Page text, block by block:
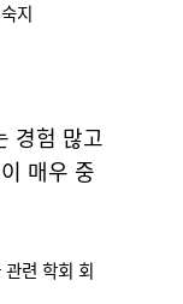
지
경험 많고
매우 중
관련 학회 회